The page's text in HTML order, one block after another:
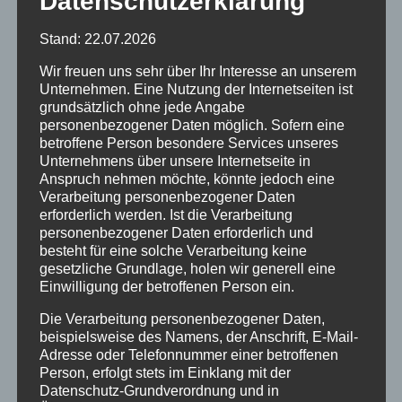
REITERSTUBE MAINASCHAFF
Reiterstube Mainaschaff
– Restaurant, Biergarten
2021-05-04 Reiterstube Mainaschaff
Mittelweg 59 – Nähe Main-Parksee –
Stand: 22.07.2026
Wir freuen uns sehr über Ihr Interesse an unserem
Unternehmen. Eine Nutzung der Internetseiten ist
grundsätzlich ohne jede Angabe
personenbezogener Daten möglich. Sofern eine
betroffene Person besondere Services unseres
Unternehmens über unsere Internetseite in
Anspruch nehmen möchte, könnte jedoch eine
Verarbeitung personenbezogener Daten
erforderlich werden. Ist die Verarbeitung
personenbezogener Daten erforderlich und
besteht für eine solche Verarbeitung keine
gesetzliche Grundlage, holen wir generell eine
Einwilligung der betroffenen Person ein.
Die Verarbeitung personenbezogener Daten,
beispielsweise des Namens, der Anschrift, E-Mail-
Adresse oder Telefonnummer einer betroffenen
Person, erfolgt stets im Einklang mit der
Datenschutz-Grundverordnung und in